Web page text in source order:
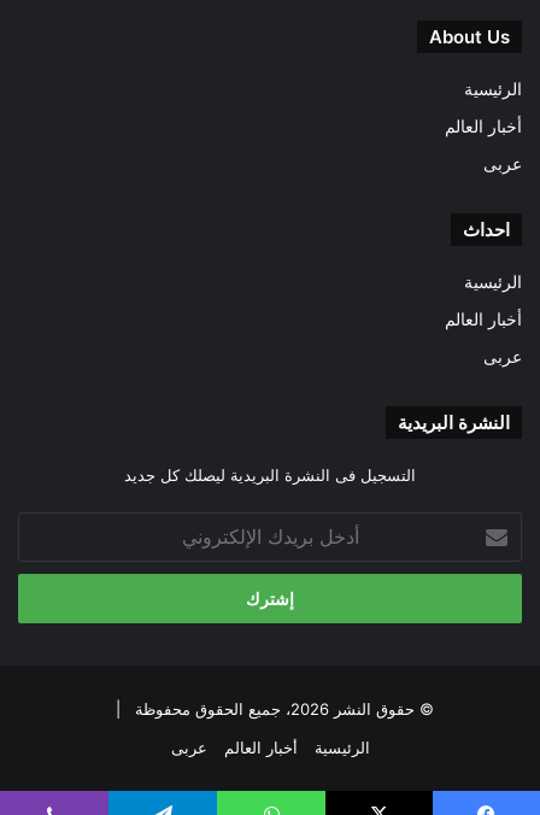
About Us
الرئيسية
أخبار العالم
عربى
احداث
الرئيسية
أخبار العالم
عربى
النشرة البريدية
التسجيل فى النشرة البريدية ليصلك كل جديد
بريدك
الإلكتروني
© حقوق النشر 2026، جميع الحقوق محفوظة |
الرئيسية
أخبار العالم عربى